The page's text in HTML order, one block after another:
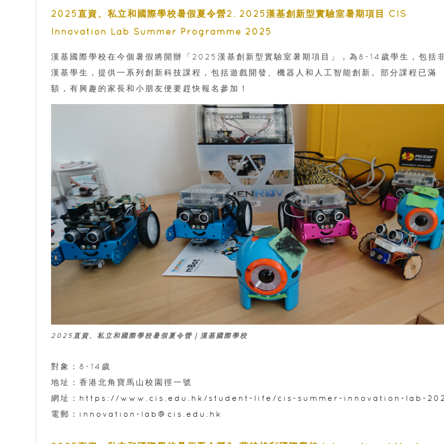
2025直資、私立和國際學校暑假夏令營2. 2025漢基創新型實驗室暑期項目 CIS
Innovation Lab Summer Programme 2025
漢基國際學校在今個暑假將開辦「2025漢基創新型實驗室暑期項目」，為8-14歲學生，包括
漢基學生，提供一系列創新科技課程，包括遊戲開發、機器人和人工智能創新。部分課程已滿
額，有興趣的家長和小朋友便要趕快報名參加！
2025直資、私立和國際學校暑假夏令營 ｜漢基國際學校
對象：8-14歲
地址：香港北角寶馬山校園徑一號
網址： https://www.cis.edu.hk/student-life/cis-summer-innovation-lab-
電郵： innovation-lab@cis.edu.hk